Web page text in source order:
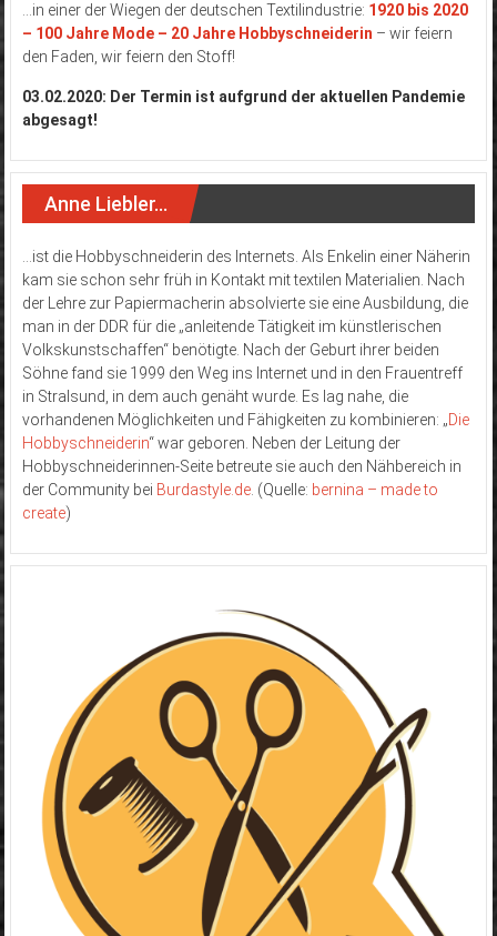
…in einer der Wiegen der deutschen Textilindustrie: 1920 bis 2020
– 100 Jahre Mode – 20 Jahre Hobbyschneiderin – wir feiern
den Faden, wir feiern den Stoff!
03.02.2020: Der Termin ist aufgrund der aktuellen Pandemie
abgesagt!
Anne Liebler…
…ist die Hobbyschneiderin des Internets. Als Enkelin einer Näherin
kam sie schon sehr früh in Kontakt mit textilen Materialien. Nach
der Lehre zur Papiermacherin absolvierte sie eine Ausbildung, die
man in der DDR für die „anleitende Tätigkeit im künstlerischen
Volkskunstschaffen“ benötigte. Nach der Geburt ihrer beiden
Söhne fand sie 1999 den Weg ins Internet und in den Frauentreff
in Stralsund, in dem auch genäht wurde. Es lag nahe, die
vorhandenen Möglichkeiten und Fähigkeiten zu kombinieren: „Die
Hobbyschneiderin“ war geboren. Neben der Leitung der
Hobbyschneiderinnen-Seite betreute sie auch den Nähbereich in
der Community bei Burdastyle.de. (Quelle: bernina – made to
create)